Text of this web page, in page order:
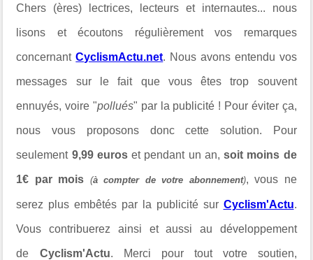
Chers (ères) lectrices, lecteurs et internautes... nous
lisons et écoutons régulièrement vos remarques
concernantCyclismActu.net. Nous avons entendu vos
messages sur le fait que vous êtes trop souvent
ennuyés, voire "pollués" par la publicité ! Pour éviter ça,
nous vous proposons donc cette solution. Pour
seulement 9,99 euroset pendant un an,soit moins de
1€ par mois (à compter de votre abonnement), vous ne
serez plus embêtés par la publicité sur Cyclism'Actu.
Vous contribuerez ainsi et aussi au développement
de Cyclism'Actu. Merci pour tout votre soutien,